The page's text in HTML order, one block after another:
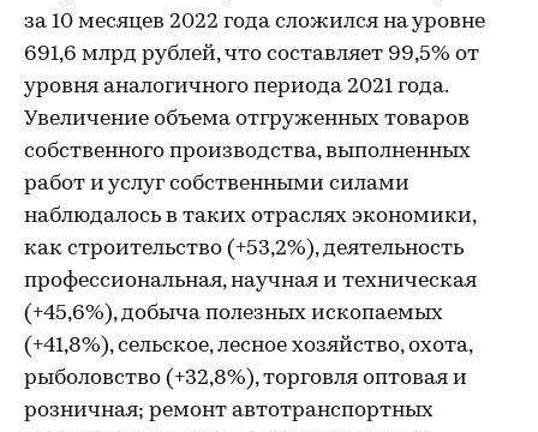
за 10 месяцев 2022 года сложился на уровне
691,6 млрд рублей, что составляет 99,5% от
уровня аналогичного периода 2021 года.
Увеличение объема отгруженных товаров
собственного производства, выполненных
работ и услуг собственными силами
наблюдалось в таких отраслях экономики,
как строительство (+53,2%), деятельность
профессиональная, научная и техническая
(+45,6%), добыча полезных ископаемых
(+41,8%), сельское, лесное хозяйство, охота,
рыболовство (+32,8%), торговля оптовая и
розничная; ремонт автотранспортных